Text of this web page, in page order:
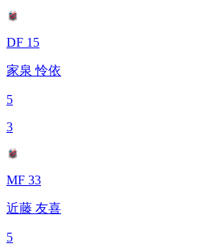
DF 15
家泉 怜依
5
3
MF 33
近藤 友喜
5